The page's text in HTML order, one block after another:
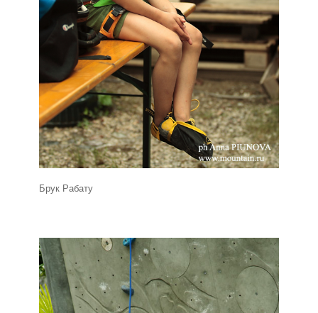
Брук Рабату